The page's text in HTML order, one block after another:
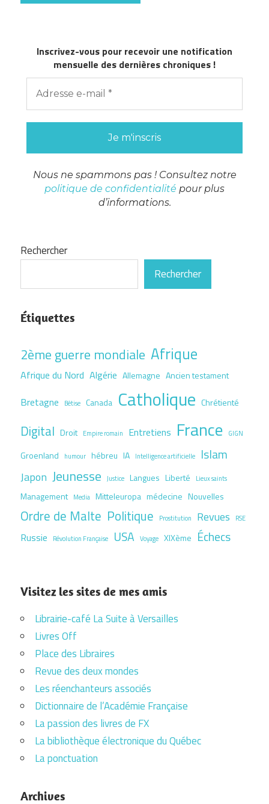
Inscrivez-vous pour recevoir une notification
mensuelle des dernières chroniques !
Nous ne spammons pas ! Consultez notre
politique de confidentialité pour plus
d’informations.
Rechercher
Rechercher
Étiquettes
2ème guerre mondiale Afrique
Afrique du Nord Algérie Allemagne Ancien testament
Bretagne Bêtise Canada Catholique Chrétienté
Digital Droit Empire romain Entretiens France GIGN
Groenland humour hébreu IA Intelligence artificielle Islam
Japon Jeunesse Justice Langues Liberté Lieux saints
Management Media Mitteleuropa médecine Nouvelles
Ordre de Malte Politique Prostitution Revues RSE
Russie Révolution Française USA Voyage XIXème Échecs
Visitez les sites de mes amis
Librairie-café La Suite à Versailles
Livres Off
Place des Libraires
Revue des deux mondes
Les réenchanteurs associés
Dictionnaire de l’Académie Française
La passion des livres de FX
La bibliothèque électronique du Québec
La ponctuation
Archives